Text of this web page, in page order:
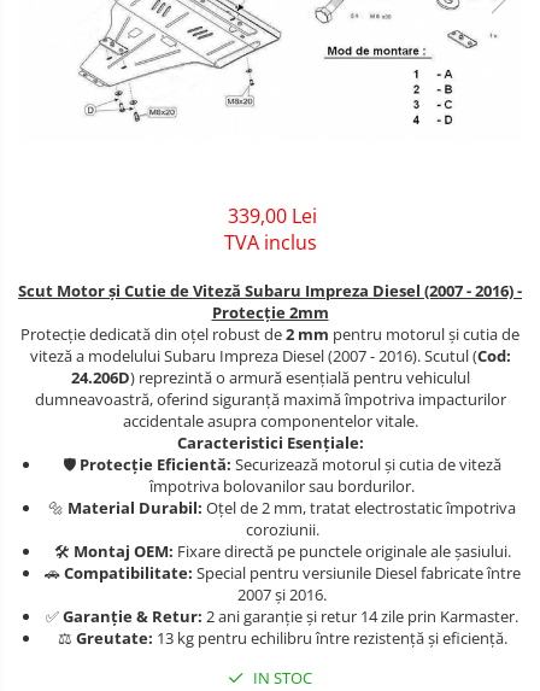
Carlige Dacia
Carlige Daewoo
Carlige Dodge
Carlige Ebro
Carlige Fiat
Carlige Ford
Carlige Honda
Carlige Hyundai
Carlige Infiniti
Carlige Isuzu
Carlige Iveco
Covorase auto Jeep
Covorase auto Kia
Covorase auto Land Rover
Covorase auto Lexus
Covorase auto Opel
Covorase auto Peugeot
Covorase auto Porsche
Covorase auto Renault
Covorase auto Seat
Covorase auto Skoda
Covorase auto Suzuki
Covorase auto Volvo
Scut motor DFSK
Scut motor Dodge
Scut motor EVO
Scut motor Hyundai
Scut motor Isuzu
Scut motor Iveco
Scut motor Jeep
Scut motor Kia
Scut motor Lada
Scut motor Lancia
Scut motor Land-Rover
339,00 Lei
TVA inclus
Scut Motor și Cutie de Viteză Subaru Impreza Diesel (2007 - 2016) -
Protecție 2mm
Protecție dedicată din oțel robust de2 mm pentru motorul și cutia de
viteză a modelului Subaru Impreza Diesel (2007 - 2016). Scutul (Cod:
24.206D) reprezintă o armură esențială pentru vehiculul
dumneavoastră, oferind siguranță maximă împotriva impacturilor
accidentale asupra componentelor vitale.
Caracteristici Esențiale:
🛡️ Protecție Eficientă: Securizează motorul și cutia de viteză
împotriva bolovanilor sau bordurilor.
🔩 Material Durabil: Oțel de 2 mm, tratat electrostatic împotriva
coroziunii.
🛠️ Montaj OEM: Fixare directă pe punctele originale ale șasiului.
🚗Compatibilitate: Special pentru versiunile Diesel fabricate între
2007 și 2016.
✅Garanție & Retur: 2 ani garanție și retur 14 zile prin Karmaster.
⚖️ Greutate: 13 kg pentru echilibru între rezistență și eficiență.
IN STOC